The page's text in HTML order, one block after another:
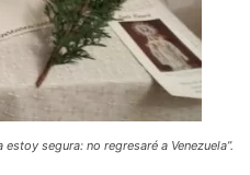
segura: no regresaré a Venezuela”.